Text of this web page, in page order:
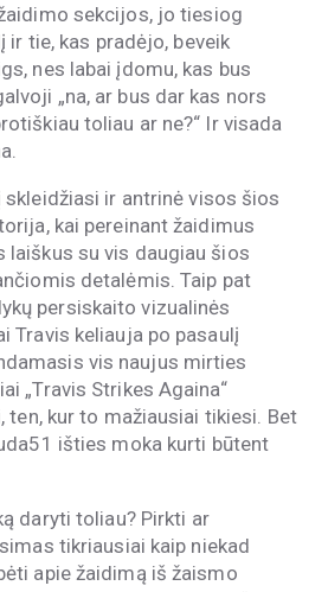
sekcijos, jo tiesiog
ir tie, kas pradėjo, beveik
nes labai įdomu, kas bus
„na, ar bus dar kas nors
toliau ar ne?“ Ir visada
ir antrinė visos šios
kai pereinant žaidimus
laiškus su vis daugiau šios
detalėmis. Taip pat
persiskaito vizualinės
Travis keliauja po pasaulį
vis naujus mirties
„Travis Strikes Againa“
ten, kur to mažiausiai tikiesi. Bet
išties moka kurti būtent
daryti toliau? Pirkti ar
tikriausiai kaip niekad
apie žaidimą iš žaismo